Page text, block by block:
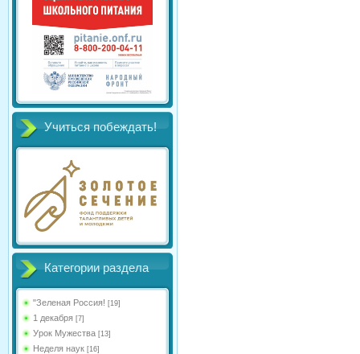
Учиться побеждать!
Категории раздела
"Зеленая Россия! [19]
1 декабря [7]
Урок Мужества [13]
Неделя наук [16]